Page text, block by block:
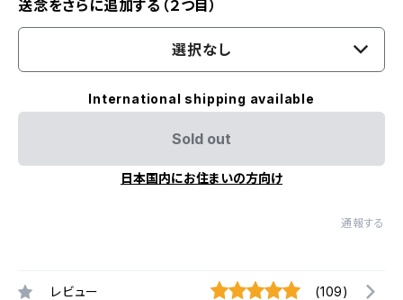
送念をさらに追加する（２つ目）
選択なし
International shipping available
Sold out
日本国内にお住まいの方向け
通報する
レビュー (109)